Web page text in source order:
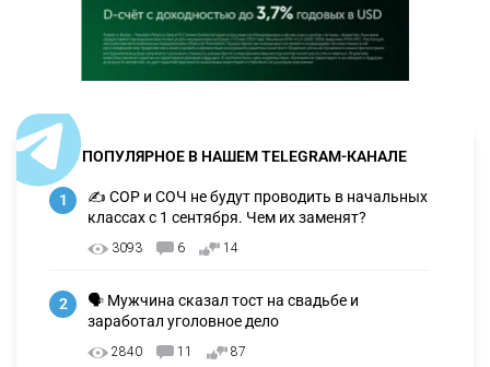
ПОПУЛЯРНОЕ В НАШЕМ TELEGRAM-КАНАЛЕ
1
✍️ СОР и СОЧ не будут проводить в начальных
классах с 1 сентября. Чем их заменят?
3093 6 14
2
🗣 Мужчина сказал тост на свадьбе и
заработал уголовное дело
2840 11 87